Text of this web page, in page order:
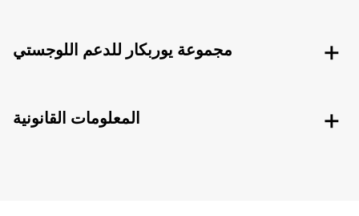
مجموعة يوربكار للدعم اللوجستي
المعلومات القانونية